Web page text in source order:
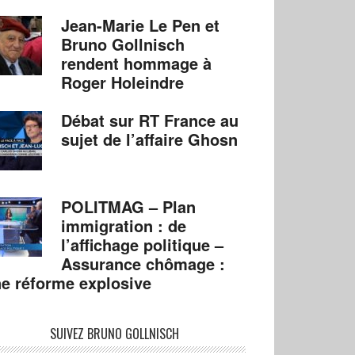
Jean-Marie Le Pen et
Bruno Gollnisch
rendent hommage à
Roger Holeindre
Débat sur RT France au
sujet de l’affaire Ghosn
POLITMAG – Plan
immigration : de
l’affichage politique –
Assurance chômage :
réforme explosive
SUIVEZ BRUNO GOLLNISCH